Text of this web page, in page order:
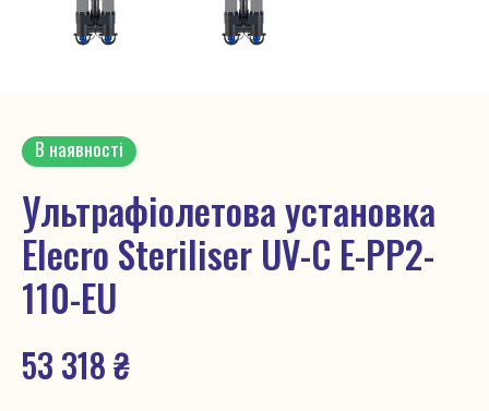
В наявності
Ультрафіолетова установка
Elecro Steriliser UV-C E-PP2-
110-EU
53 318₴